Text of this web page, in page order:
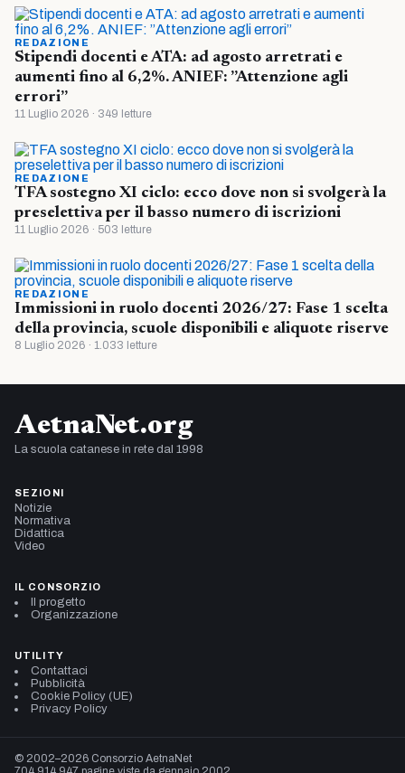
REDAZIONE
Stipendi docenti e ATA: ad agosto arretrati e
aumenti fino al 6,2%. ANIEF: ”Attenzione agli
errori”
11 Luglio 2026 · 349 letture
REDAZIONE
TFA sostegno XI ciclo: ecco dove non si svolgerà la
preselettiva per il basso numero di iscrizioni
11 Luglio 2026 · 503 letture
REDAZIONE
Immissioni in ruolo docenti 2026/27: Fase 1 scelta
della provincia, scuole disponibili e aliquote riserve
8 Luglio 2026 · 1.033 letture
AetnaNet.org
La scuola catanese in rete dal 1998
SEZIONI
Notizie
Normativa
Didattica
Video
IL CONSORZIO
Il progetto
Organizzazione
UTILITY
Contattaci
Pubblicità
Cookie Policy (UE)
Privacy Policy
© 2002–2026 Consorzio AetnaNet